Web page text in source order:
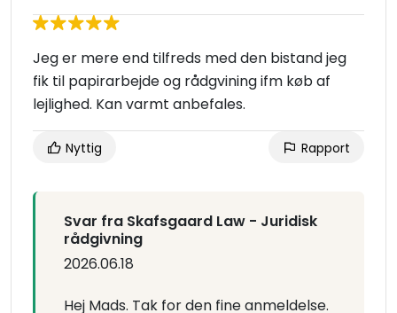
Jeg er mere end tilfreds med den bistand jeg
fik til papirarbejde og rådgvining ifm køb af
lejlighed. Kan varmt anbefales.
Nyttig Rapport
Svar fra Skafsgaard Law - Juridisk
rådgivning
2026.06.18
Hej Mads. Tak for den fine anmeldelse.